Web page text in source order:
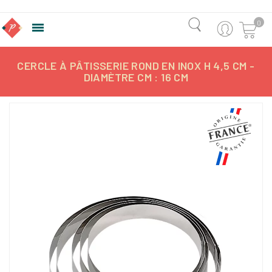
 0
CERCLE À PÂTISSERIE ROND EN INOX H 4,5 CM -
DIAMÈTRE CM : 16 CM